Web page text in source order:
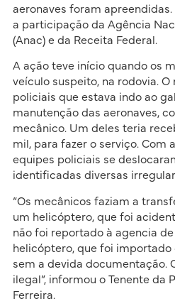
aeronaves foram
a participação da Agência
(Anac) e da Receita Federal.
A ação teve início quando os
veículo suspeito, na rodovia.
policiais que estava indo ao
manutenção das aeronaves,
mecânico. Um deles teria
mil, para fazer o serviço. Com
equipes policiais se
identificadas diversas
“Os mecânicos faziam a
um helicóptero, que foi
não foi reportado à agencia
helicóptero, que foi importado
sem a devida documentação.
ilegal”, informou o Tenente da
Ferreira.